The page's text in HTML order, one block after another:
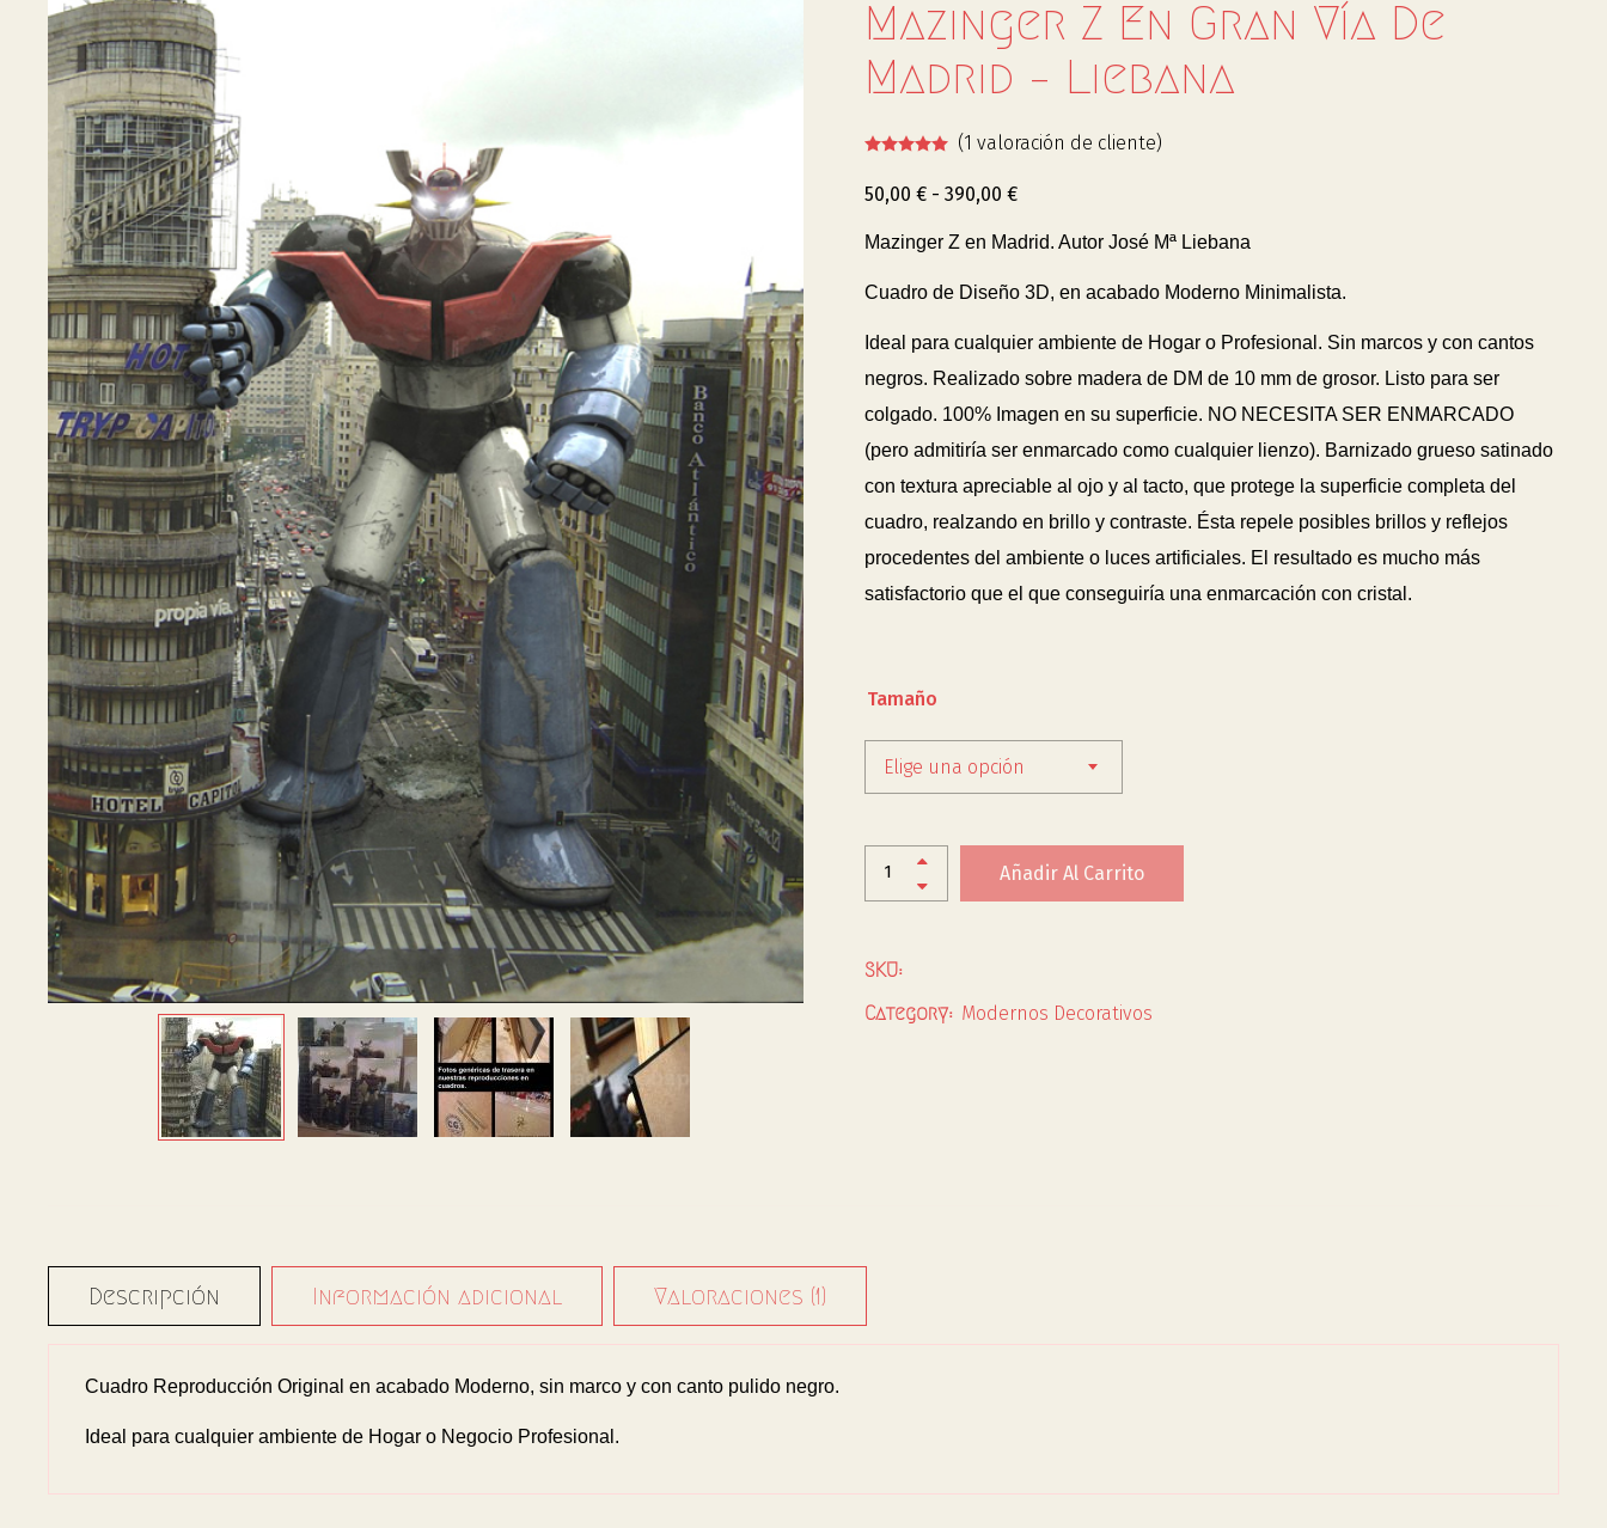
Mazinger Z En Gran Vía De
Madrid – Liebana
(1 valoración de cliente)
50,00 € - 390,00 €
Mazinger Z en Madrid. Autor José Mª Liebana
Cuadro de Diseño 3D, en acabado Moderno Minimalista.
Ideal para cualquier ambiente de Hogar o Profesional. Sin marcos y con cantos
negros. Realizado sobre madera de DM de 10 mm de grosor. Listo para ser
colgado. 100% Imagen en su superficie. NO NECESITA SER ENMARCADO
(pero admitiría ser enmarcado como cualquier lienzo). Barnizado grueso satinado
con textura apreciable al ojo y al tacto, que protege la superficie completa del
cuadro, realzando en brillo y contraste. Ésta repele posibles brillos y reflejos
procedentes del ambiente o luces artificiales. El resultado es mucho más
satisfactorio que el que conseguiría una enmarcación con cristal.
Tamaño
Elige una opción
Añadir Al Carrito
SKU:
Category: Modernos Decorativos
Descripción Información adicional Valoraciones (1)
Cuadro Reproducción Original en acabado Moderno, sin marco y con canto pulido negro.
Ideal para cualquier ambiente de Hogar o Negocio Profesional.